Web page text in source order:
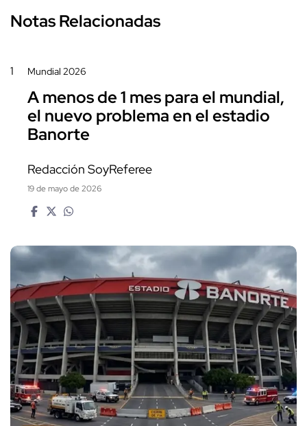
Notas Relacionadas
1 Mundial 2026
A menos de 1 mes para el mundial,
el nuevo problema en el estadio
Banorte
Redacción SoyReferee
19 de mayo de 2026